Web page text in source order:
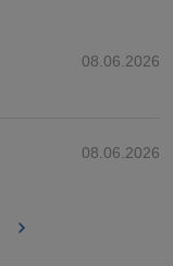
08.06.2026
08.06.2026